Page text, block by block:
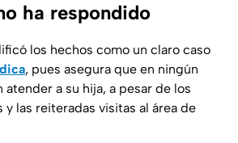
ha respondido
los hechos como un claro caso
, pues asegura que en ningún
a su hija, a pesar de los
las reiteradas visitas al área de